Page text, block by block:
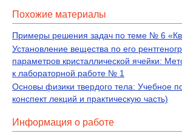
Похожие материалы
Примеры решения задач по теме № 6
Установление вещества по его
параметров кристаллической ячейки:
к лабораторной работе № 1
Основы физики твердого тела: Учебное
конспект лекций и практическую часть)
Информация о работе